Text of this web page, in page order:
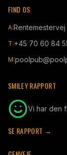
FIND OS
A:
T:+45 70 60 84
M:
SMILEY RAPPORT
Vi har den
SE RAPPORT →